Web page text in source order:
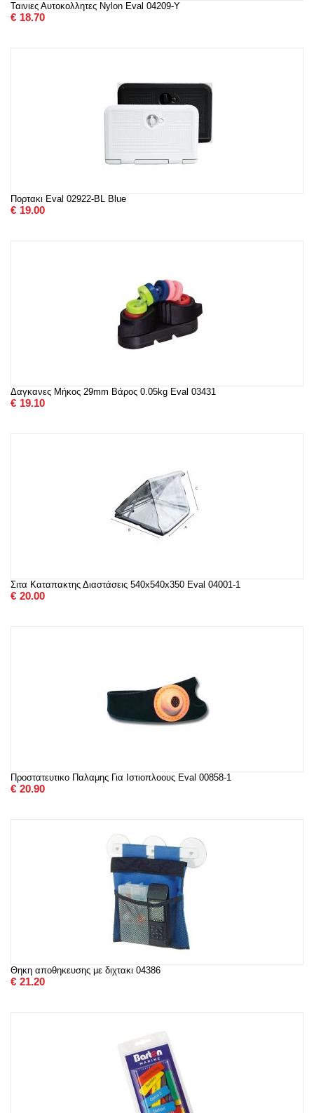
Ταινιες Αυτοκολλητες Nylon Eval 04209-Y
€ 18.70
Πορτακι Eval 02922-BL Blue
€ 19.00
Δαγκανες Μήκος 29mm Βάρος 0.05kg Eval 03431
€ 19.10
Σιτα Καταπακτης Διαστάσεις 540x540x350 Eval 04001-1
€ 20.00
Προστατευτικο Παλαμης Για Ιστιοπλοους Eval 00858-1
€ 20.90
Θηκη αποθηκευσης με διχτακι 04386
€ 21.20